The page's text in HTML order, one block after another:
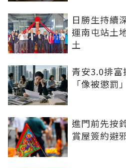
日勝生持續
運南屯站土
土
青安3.0排
「像被懲罰
進門前先按
賞屋簽約避